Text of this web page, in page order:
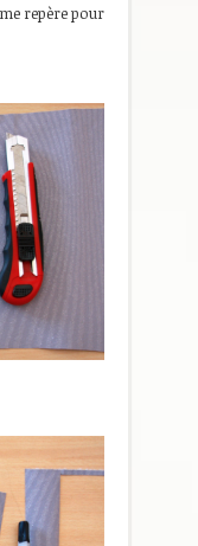
repère pour